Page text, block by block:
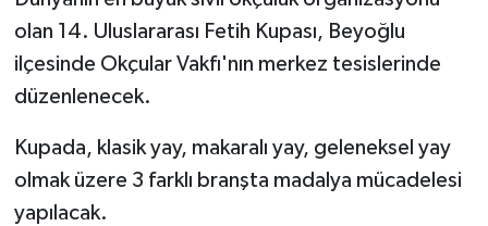
olan 14. Uluslararası Fetih Kupası, Beyoğlu
ilçesinde Okçular Vakfı'nın merkez tesislerinde
düzenlenecek.
Kupada, klasik yay, makaralı yay, geleneksel yay
olmak üzere 3 farklı branşta madalya mücadelesi
yapılacak.